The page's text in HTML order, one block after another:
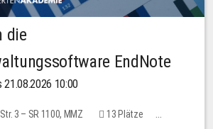
die
EndNote
21.08.2026 10:00
3 – SR 1100, MMZ
13 Plätze